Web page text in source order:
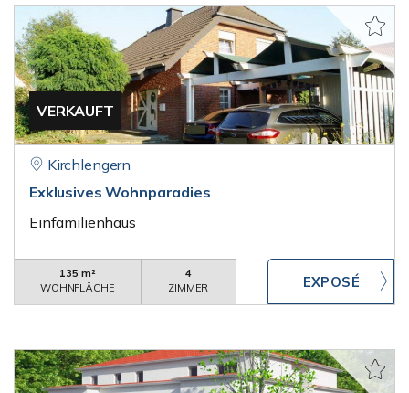
VERKAUFT
Kirchlengern
Exklusives Wohnparadies
Einfamilienhaus
135 m²
WOHNFLÄCHE
4
ZIMMER